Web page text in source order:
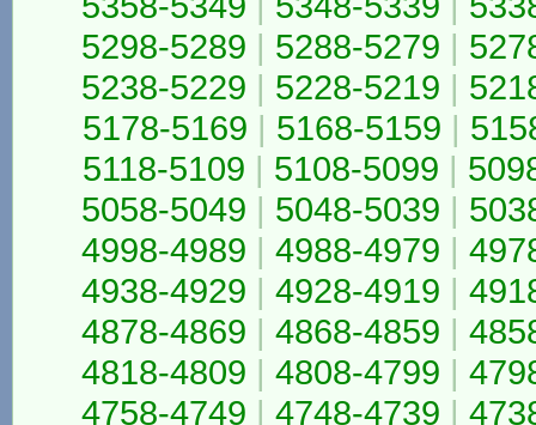
5298-5289 | 5288-5279 |
5238-5229 | 5228-5219 |
5178-5169 | 5168-5159 |
5118-5109 | 5108-5099 |
5058-5049 | 5048-5039 |
4998-4989 | 4988-4979 |
4938-4929 | 4928-4919 |
4878-4869 | 4868-4859 |
4818-4809 | 4808-4799 |
4758-4749 | 4748-4739 |